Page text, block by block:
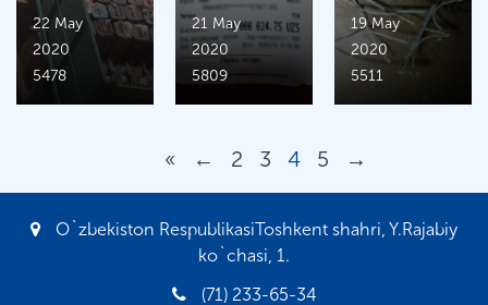
22 May
2020
5478
21 May
2020
5809
19 May
2020
5511
« ← 2 3 4 5 →
O`zbekiston RespublikasiToshkent shahri, Y.Rajabiy
ko`chasi, 1.
(71) 233-65-34